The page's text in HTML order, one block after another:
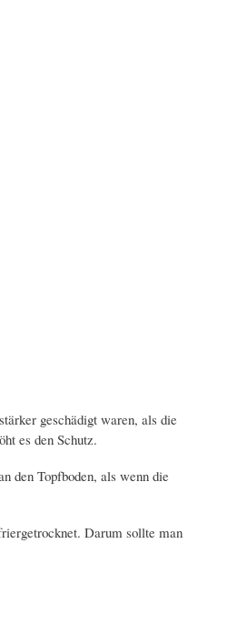
geschädigt waren, als die
es den Schutz.
den Topfboden, als wenn die
Darum sollte man